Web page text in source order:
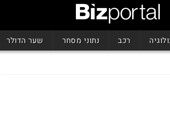
רכב נתוני מסחר שער הדולר